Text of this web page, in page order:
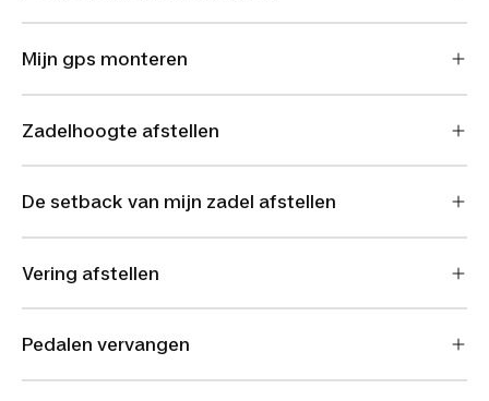
Mijn gps monteren
Zadelhoogte afstellen
De setback van mijn zadel afstellen
Vering afstellen
Pedalen vervangen